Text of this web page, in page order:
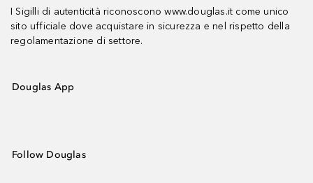
I Sigilli di autenticità riconoscono www.douglas.it come unico
sito ufficiale dove acquistare in sicurezza e nel rispetto della
regolamentazione di settore.
Douglas App
Follow Douglas